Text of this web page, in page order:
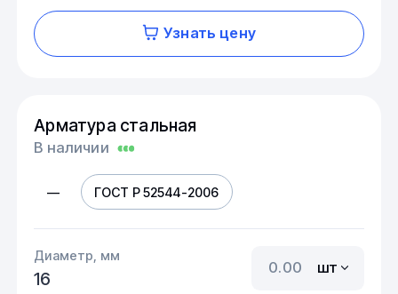
Узнать цену
Арматура стальная
В наличии
— ГОСТ Р 52544-2006
Диаметр, мм
16
шт